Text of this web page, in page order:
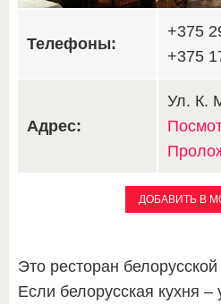
Телефоны:
+375
+375
Адрес:
Ул. К.
ДОБАВИТЬ В
Это ресторан
Если белорусская кухня